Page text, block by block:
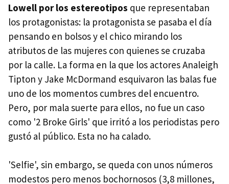
Lowell por los estereotipos que representaban
los protagonistas: la protagonista se pasaba el día
pensando en bolsos y el chico mirando los
atributos de las mujeres con quienes se cruzaba
por la calle. La forma en la que los actores Analeigh
Tipton y Jake McDormand esquivaron las balas fue
uno de los momentos cumbres del encuentro.
Pero, por mala suerte para ellos, no fue un caso
como '2 Broke Girls' que irritó a los periodistas pero
gustó al público. Esta no ha calado.
'Selfie', sin embargo, se queda con unos números
modestos pero menos bochornosos (3,8 millones,